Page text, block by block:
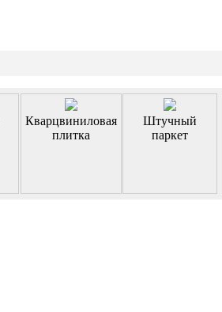
Кварцвиниловая
плитка
Штучный
паркет